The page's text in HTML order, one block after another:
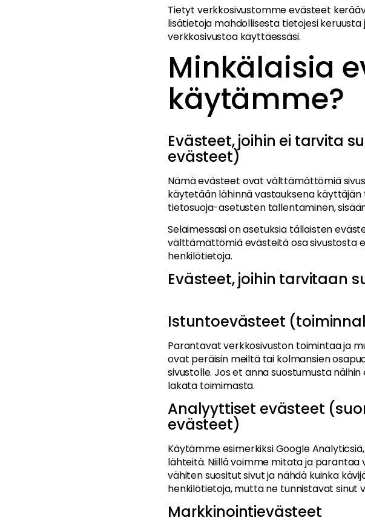
Tietyt verkkosivustomme evästeet
lisätietoja mahdollisesta tietojesi
verkkosivustoa käyttäessäsi.
Minkälaisia
käytämme?
Evästeet, joihin ei tarvita
evästeet)
Nämä evästeet ovat välttämättömiä
käytetään lähinnä vastauksena
tietosuoja-asetusten tallentaminen,
Selaimessasi on asetuksia tällaisten
välttämättömiä evästeitä osa sivustosta
henkilötietoja.
Evästeet, joihin tarvitaan
Istuntoevästeet
Parantavat verkkosivuston toimintaa ja
ovat peräisin meiltä tai kolmansien
sivustolle. Jos et anna suostumusta
lakata toimimasta.
Analyyttiset evästeet
evästeet)
Käytämme esimerkiksi Google
lähteitä. Niillä voimme mitata ja
vähiten suositut sivut ja nähdä kuinka
henkilötietoja, mutta ne tunnistavat sinut
Markkinointievästeet